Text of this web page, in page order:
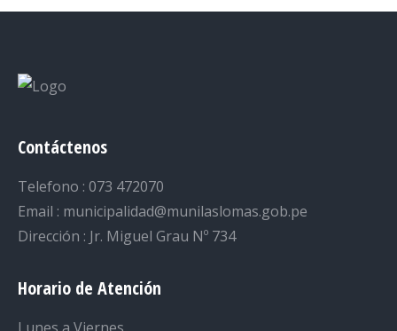
Contáctenos
Telefono : 073 472070
Email : municipalidad@munilaslomas.gob.pe
Dirección : Jr. Miguel Grau Nº 734
Horario de Atención